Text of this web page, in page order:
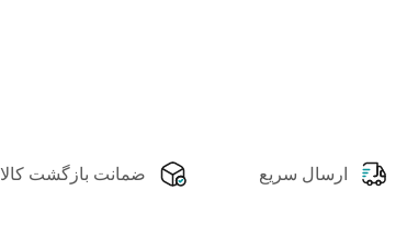
ارسال سریع ضمانت بازگشت کالا